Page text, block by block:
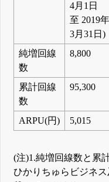
4月1日
至 2019年
3月31日)
純増回線
数
8,800
累計回線
数
95,300
ARPU(円) 5,015
(注)1.純増回線数と累
ひかりちゅらビジネ